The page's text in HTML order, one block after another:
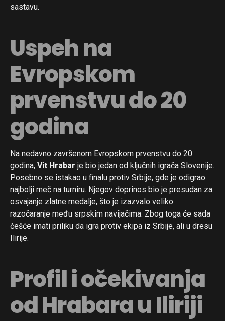
sastavu.
Uspeh na
Evropskom
prvenstvu do 20
godina
Na nedavno završenom Evropskom prvenstvu do 20
godina, Vit Hrabar je bio jedan od ključnih igrača Slovenije.
Posebno se istakao u finalu protiv Srbije, gde je odigrao
najbolji meč na turniru. Njegov doprinos bio je presudan za
osvajanje zlatne medalje, što je izazvalo veliko
razočaranje među srpskim navijačima. Zbog toga će sada
češće imati priliku da igra protiv ekipa iz Srbije, ali u dresu
Ilirije.
Profil i očekivanja
od Hrabara u Iliriji